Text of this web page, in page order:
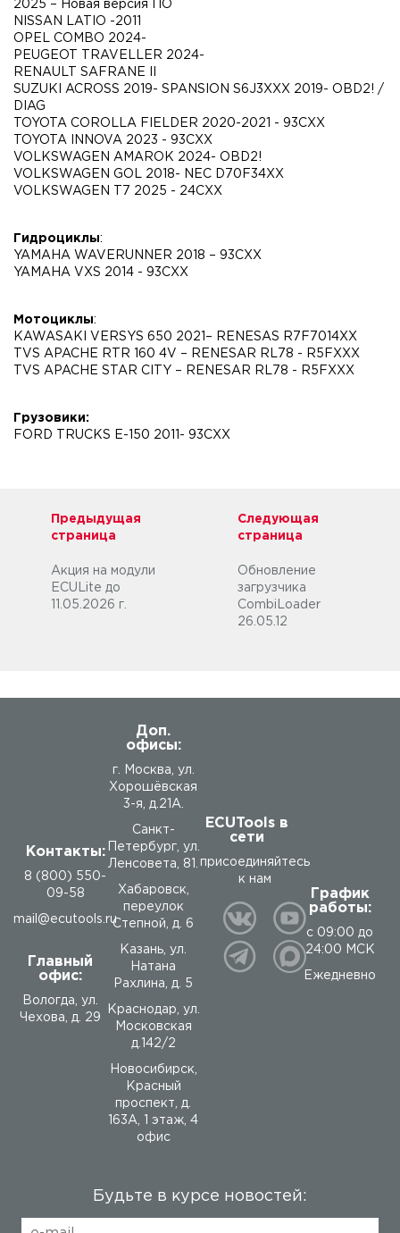
2025 – Новая версия ПО
NISSAN LATIO -2011
OPEL COMBO 2024-
PEUGEOT TRAVELLER 2024-
RENAULT SAFRANE II
SUZUKI ACROSS 2019- SPANSION S6J3XXX 2019- OBD2! /
DIAG
TOYOTA COROLLA FIELDER 2020-2021 - 93CXX
TOYOTA INNOVA 2023 - 93CXX
VOLKSWAGEN AMAROK 2024- OBD2!
VOLKSWAGEN GOL 2018- NEC D70F34XX
VOLKSWAGEN T7 2025 - 24CXX
Гидроциклы:
YAMAHA WAVERUNNER 2018 – 93CXX
YAMAHA VXS 2014 - 93CXX
Мотоциклы:
KAWASAKI VERSYS 650 2021– RENESAS R7F7014XX
TVS APACHE RTR 160 4V – RENESAR RL78 - R5FXXX
TVS APACHE STAR CITY – RENESAR RL78 - R5FXXX
Грузовики:
FORD TRUCKS E-150 2011- 93CXX
Предыдущая
страница
Акция на модули
ECULite до
11.05.2026 г.
Следующая
страница
Обновление
загрузчика
CombiLoader
26.05.12
Контакты:
8 (800) 550-
09-58
mail@ecutools.ru
Главный
офис:
Вологда
ул.
Чехова, д. 29
Доп.
офисы:
г. Москва, ул.
Хорошёвская
3-я, д.21А.
Санкт-
Петербург, ул.
Ленсовета, 81.
Хабаровск,
переулок
Степной, д. 6
Казань, ул.
Натана
Рахлина, д. 5
Краснодар, ул.
Московская
д.142/2
Новосибирск,
Красный
проспект, д.
163А, 1 этаж, 4
офис
ECUTools в
сети
присоединяйтесь
к нам
График
работы:
с 09:00 до
24:00 МСК
Ежедневно
Будьте в курсе новостей: